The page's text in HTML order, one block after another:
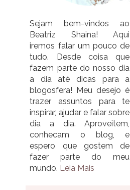
Sejam bem-vindos ao
Beatriz Shaina! Aqui
iremos falar um pouco de
tudo. Desde coisa que
fazem parte do nosso dia
a dia até dicas para a
blogosfera! Meu desejo é
trazer assuntos para te
inspirar, ajudar e falar sobre
dia a dia. Aproveitem,
conhecam o blog, e
espero que gostem de
fazer parte do meu
mundo. Leia Mais